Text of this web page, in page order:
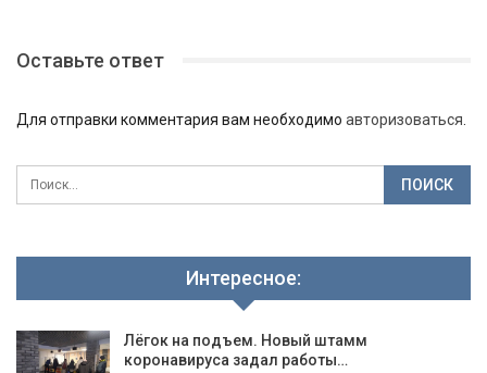
Оставьте ответ
Для отправки комментария вам необходимо авторизоваться
Интересное:
Лёгок на подъем. Новый штамм
коронавируса задал работы…